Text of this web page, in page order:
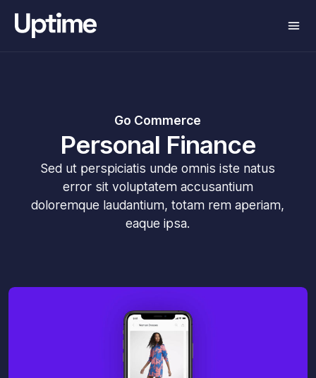
Go Commerce
Personal Finance
Sed ut perspiciatis unde omnis iste natus
error sit voluptatem accusantium
doloremque laudantium, totam rem aperiam,
eaque ipsa.